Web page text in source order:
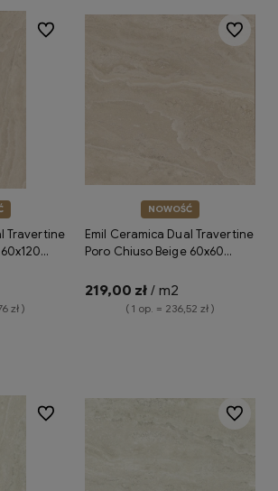
Travertine
zł )
Do ulubionych
NOWOŚĆ
Emil Ceramica Dual Travertine
Poro Chiuso Beige 60x60
imitujące trawertyn
219,00 zł / m2
( 1 op. = 236,52 zł )
Do
Do ulubionych Do